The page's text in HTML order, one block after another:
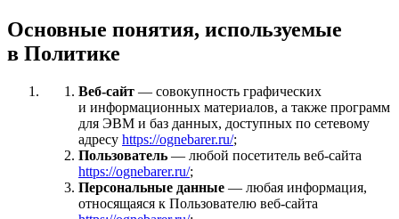
Основные понятия, используемые
в Политике
Веб-сайт — совокупность графических
и информационных материалов, а также программ
для ЭВМ и баз данных, доступных по сетевому
адресу https://ognebarer.ru/;
Пользователь — любой посетитель веб-сайта
https://ognebarer.ru/;
Персональные данные — любая информация,
относящаяся к Пользователю веб-сайта